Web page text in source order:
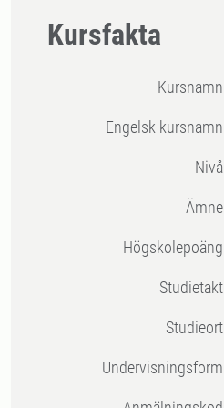
Kursfakta
Kursnamn
Engelsk kursnamn
Nivå
Ämne
högskolepoäng
Studietakt
Studieort
Undervisningsform